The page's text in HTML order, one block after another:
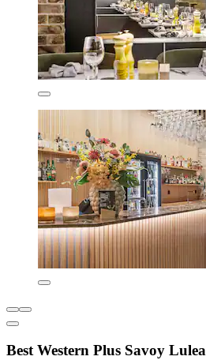
Best Western Plus Savoy Lulea